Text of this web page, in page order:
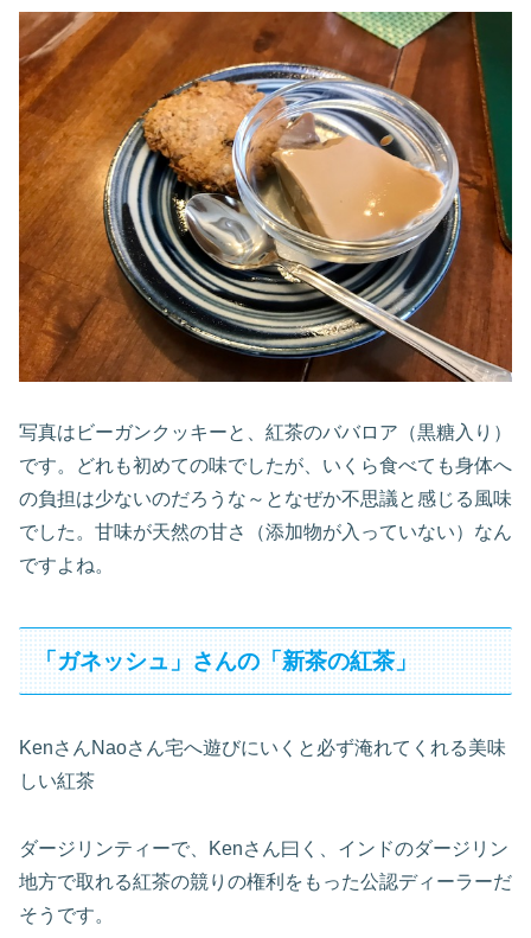
写真はビーガンクッキーと、紅茶のババロア（黒糖入り）
です。どれも初めての味でしたが、いくら食べても身体へ
の負担は少ないのだろうな～となぜか不思議と感じる風味
でした。甘味が天然の甘さ（添加物が入っていない）なん
ですよね。
「ガネッシュ」さんの「新茶の紅茶」
KenさんNaoさん宅へ遊びにいくと必ず淹れてくれる美味
しい紅茶
ダージリンティーで、Kenさん曰く、インドのダージリン
地方で取れる紅茶の競りの権利をもった公認ディーラーだ
そうです。